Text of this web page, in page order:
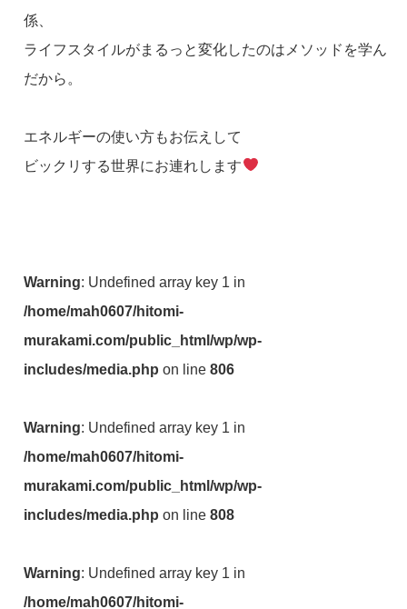
係、
ライフスタイルがまるっと変化したのはメソッドを学ん
だから。
エネルギーの使い方もお伝えして
ビックリする世界にお連れします
Warning: Undefined array key 1 in
/home/mah0607/hitomi-
murakami.com/public_html/wp/wp-
includes/media.php on line806
Warning: Undefined array key 1 in
/home/mah0607/hitomi-
murakami.com/public_html/wp/wp-
includes/media.php on line808
Warning: Undefined array key 1 in
/home/mah0607/hitomi-